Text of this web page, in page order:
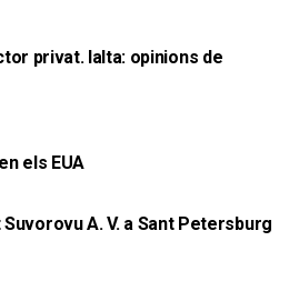
privat. Ialta: opinions de
els EUA
A. V. a Sant Petersburg